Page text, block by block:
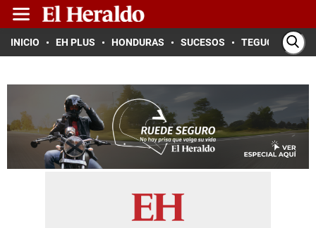
INICIO EH PLUS HONDURAS SUCESOS TEGUCIGALPA